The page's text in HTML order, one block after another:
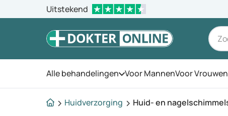
Uitstekend
Alle behandelingen Open het menu
Voor MannenVoor Vrouwen
Huidverzorging Huid- en